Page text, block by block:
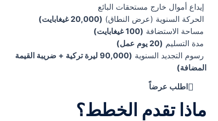
إيداع أموال خارج مستحقات البائع
الحركة السنوية (عرض النطاق) (20,000 غيغابايت)
مساحة الاستضافة (100 غيغابايت)
مدة التسليم (20 يوم عمل)
رسوم التجديد السنوية
(90,000 ليرة تركية + ضريبة القيمة
المضافة)
اطلب عرضاً
ماذا تقدم الخطط؟